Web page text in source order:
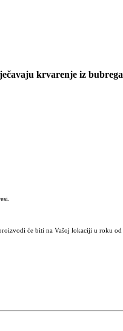
krvarenje iz
će biti na Vašoj lokaciji u roku od